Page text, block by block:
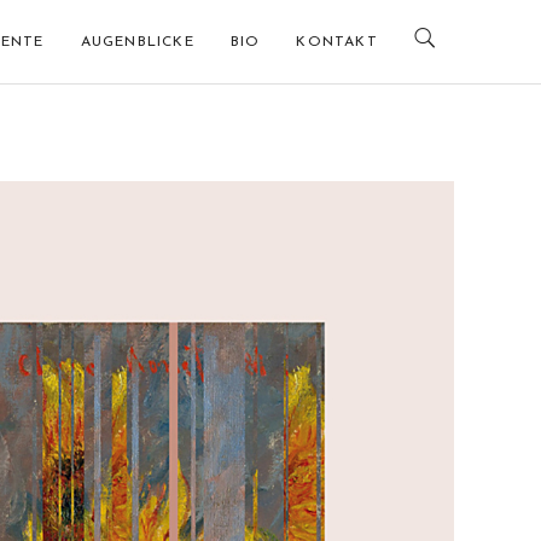
AUGENBLICKE BIO KONTAKT